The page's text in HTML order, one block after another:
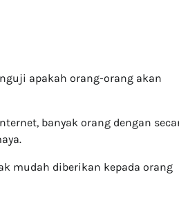
apakah orang-orang akan
banyak orang dengan
mudah diberikan kepada orang